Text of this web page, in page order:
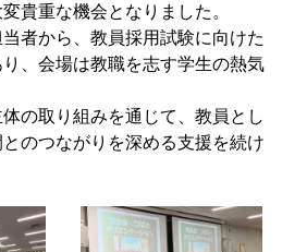
貴重な機会となりました。
者から、教員採用試験に向けた
、会場は教職を志す学生の熱気
の取り組みを通じて、教員とし
のつながりを深める支援を続け